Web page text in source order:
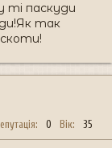
ті паскуди
так
скоти!
0 Вік 35